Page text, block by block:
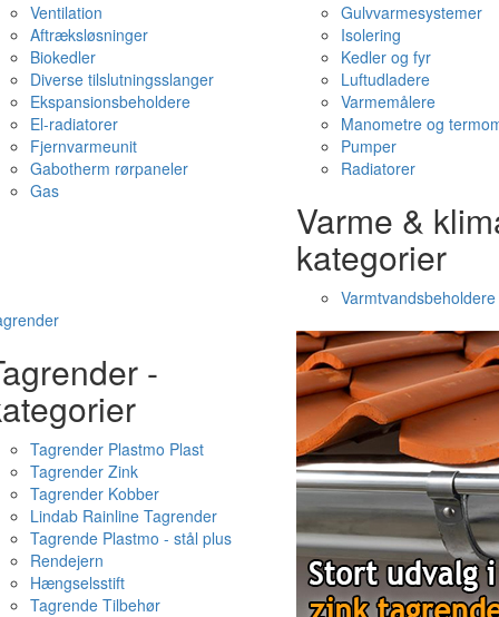
Ventilation
Aftræksløsninger
Biokedler
Diverse tilslutningsslanger
Ekspansionsbeholdere
El-radiatorer
Fjernvarmeunit
Gabotherm rørpaneler
Gas
Gulvvarmesystemer
Isolering
Kedler og fyr
Luftudladere
Varmemålere
Manometre og
Pumper
Radiatorer
Varme &
kategorier
Varmtvandsbeholdere
-
Tagrender Plastmo Plast
Tagrender Zink
Tagrender Kobber
Lindab Rainline Tagrender
Tagrende Plastmo - stål plus
Rendejern
Hængselsstift
Tagrende Tilbehør